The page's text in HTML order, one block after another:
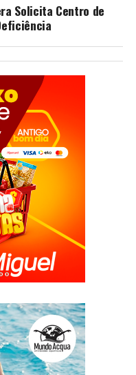
Solicita Centro de